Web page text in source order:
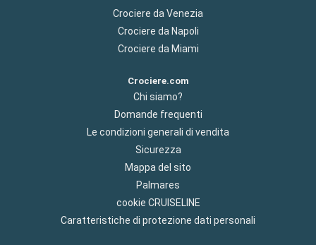
Crociere da Venezia
Crociere da Napoli
Crociere da Miami
Crociere.com
Chi siamo?
Domande frequenti
Le condizioni generali di vendita
Sicurezza
Mappa del sito
Palmares
cookie CRUISELINE
Caratteristiche di protezione dati personali